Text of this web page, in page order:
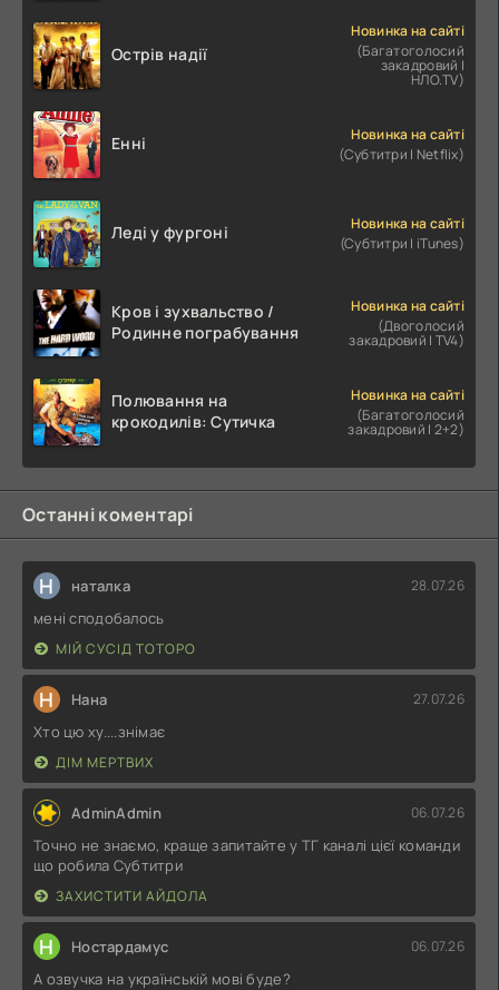
Острів надії
Новинка на сайті
(Багатоголосий
закадровий |
НЛО.TV)
Енні
Новинка на сайті
(Субтитри | Netflix)
Леді у фургоні
Новинка на сайті
(Субтитри | iTunes)
Кров і зухвальство /
Родинне пограбування
Новинка на сайті
(Двоголосий
закадровий | TV4)
Полювання на
крокодилів: Сутичка
Новинка на сайті
(Багатоголосий
закадровий | 2+2)
Останні коментарі
Н наталка 28.07.26
мені сподобалось
МІЙ СУСІД ТОТОРО
Н Нана 27.07.26
Хто цю ху....знімає
ДІМ МЕРТВИХ
AdminAdmin 06.07.26
Точно не знаємо, краще запитайте у ТГ каналі цієї команди
що робила Субтитри
ЗАХИСТИТИ АЙДОЛА
Н Ностардамус 06.07.26
А озвучка на українській мові буде?